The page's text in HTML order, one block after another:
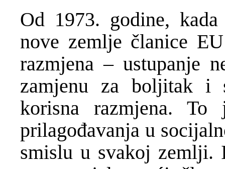
Od 1973. godine,
nove zemlje članice
razmjena – ustupanje
zamjenu za boljitak i
korisna razmjena. To
prilagođavanja u
smislu u svakoj zemlji.